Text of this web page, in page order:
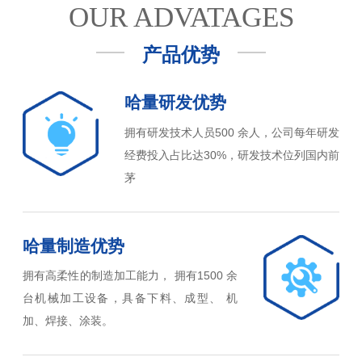
OUR ADVATAGES
产品优势
哈量研发优势
拥有研发技术人员500 余人，公司每年研发
经费投入占比达30%，研发技术位列国内前
茅
哈量制造优势
拥有高柔性的制造加工能力， 拥有1500 余
台机械加工设备，具备下料、成型、 机
加、焊接、涂装。